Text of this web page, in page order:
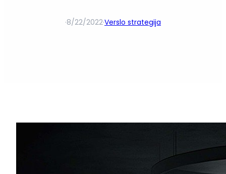
·8/22/2022·Verslo strategija